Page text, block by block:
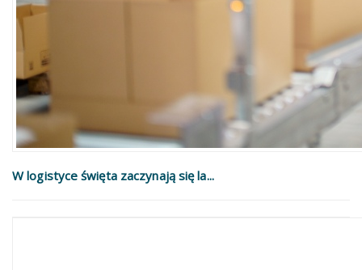
W logistyce święta zaczynają się la...